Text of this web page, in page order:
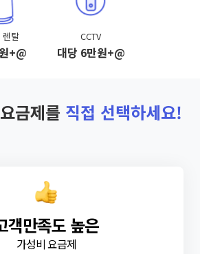
렌탈
+@
CCTV
대당 6만원+@
금제를 직접 선택하세요!
객만족도 높은
가성비 요금제